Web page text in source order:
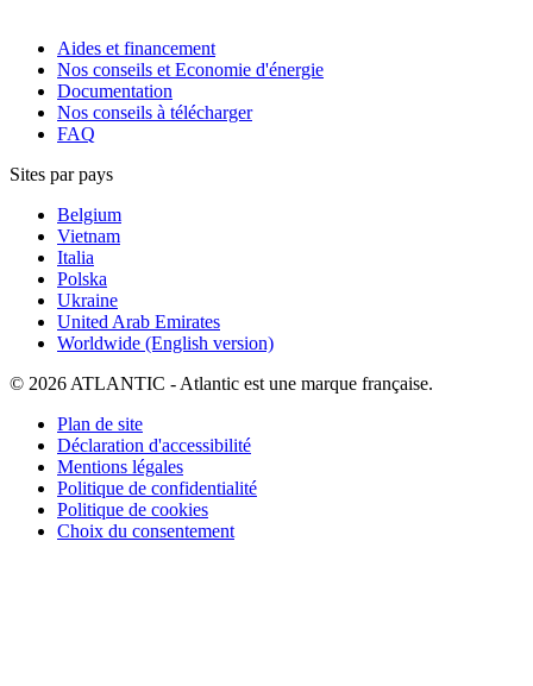
Aides et financement
Nos conseils et Economie d'énergie
Documentation
Nos conseils à télécharger
FAQ
Sites par pays
Belgium
Vietnam
Italia
Polska
Ukraine
United Arab Emirates
Worldwide (English version)
© 2026 ATLANTIC - Atlantic est une marque française.
Plan de site
Déclaration d'accessibilité
Mentions légales
Politique de confidentialité
Politique de cookies
Choix du consentement